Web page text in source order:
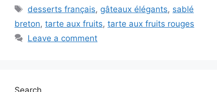
Tags
desserts français, gâteaux élégants, sablé
breton, tarte aux fruits, tarte aux fruits rouges
Leave a comment
Search